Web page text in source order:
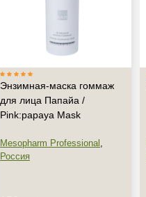
Энзимная-маска гоммаж
для лица Папайа /
Pink:papaya Mask
Mesopharm Professional ,
Россия